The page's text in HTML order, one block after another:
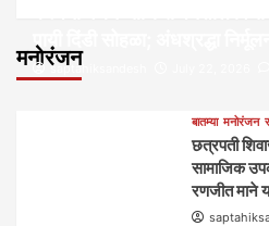
मनोरंजन
पायी दिंडी सोहळा; अंधश्रद्धा
saptahiksandesh
बातम्या मनोरंजन
छत्रपती
सामाजिक
रणजीत माने